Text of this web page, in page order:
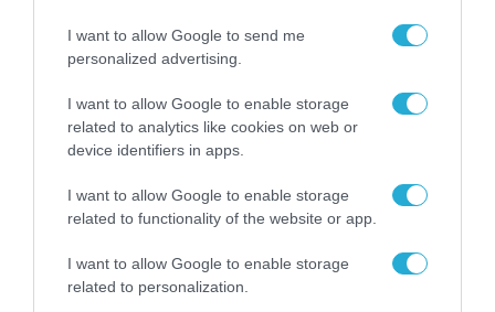
I want to allow Google to send me
personalized advertising.
I want to allow Google to enable storage
related to analytics like cookies on web or
device identifiers in apps.
I want to allow Google to enable storage
related to functionality of the website or app.
I want to allow Google to enable storage
related to personalization.
ελληνικά μαχητικά στο Αιγαίο